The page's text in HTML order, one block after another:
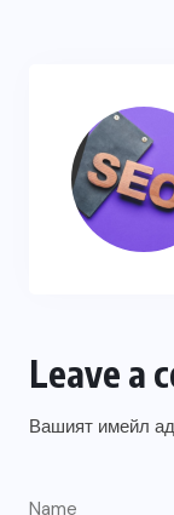
Leave a
Вашият имейл